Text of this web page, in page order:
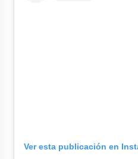
Ver esta publicación en